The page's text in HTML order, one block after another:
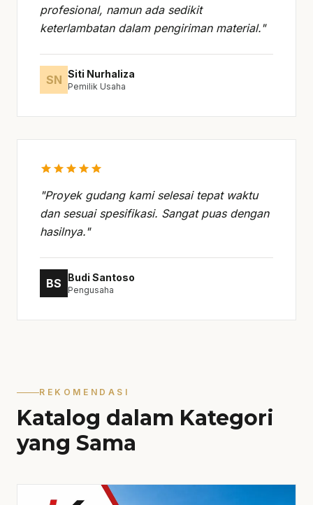
profesional, namun ada sedikit
keterlambatan dalam pengiriman material."
SN Siti Nurhaliza
Pemilik Usaha
starstarstarstarstar
"Proyek gudang kami selesai tepat waktu
dan sesuai spesifikasi. Sangat puas dengan
hasilnya."
BS Budi Santoso
Pengusaha
REKOMENDASI
Katalog dalam Kategori
yang Sama